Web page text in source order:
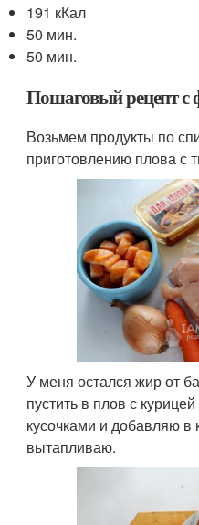
191 кКал
50 мин.
50 мин.
Пошаговый рецепт с
Возьмем продукты по
приготовлению плова с
У меня остался жир от
пустить в плов с
кусочками и добавляю
вытапливаю.